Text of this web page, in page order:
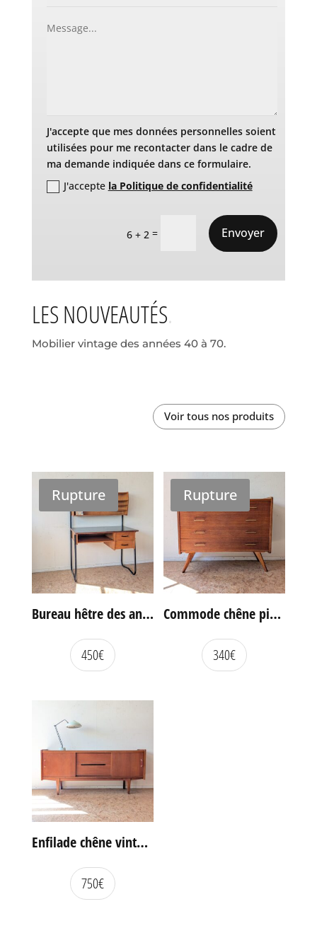
J'accepte que mes données personnelles soient
utilisées pour me recontacter dans le cadre de
ma demande indiquée dans ce formulaire.
J'accepte la Politique de confidentialité
6 + 2 = Envoyer
LES NOUVEAUTÉS
Mobilier vintage des années 40 à 70.
Voir tous nos produits
Rupture
Bureau hêtre des années 60
450€
Rupture
Commode chêne pieds compas vintage
340€
Enfilade chêne vintage portes coulissantes
750€